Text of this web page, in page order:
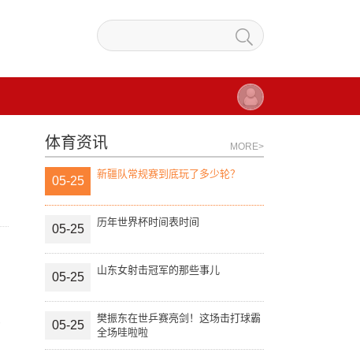
体育资讯 MORE>
05-25
新疆队常规赛到底玩了多少轮？
05-25
历年世界杯时间表时间
05-25
山东女射击冠军的那些事儿
05-25
樊振东在世乒赛亮剑！这场击打球霸
全场哇啦啦